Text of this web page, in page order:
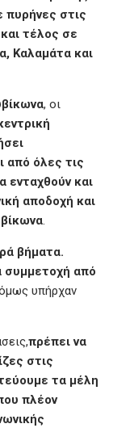
πυρήνες στις
τέλος σε
Καλαμάτα και
, οι
από όλες τις
ενταχθούν και
αποδοχή και
.
βήματα.
συμμετοχή από
υπήρχαν
πρέπει να
στις
τα μέλη
πλέον